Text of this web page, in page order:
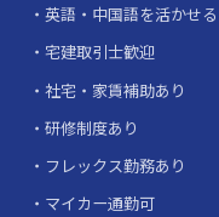
英語・中国語を活かせる
宅建取引士歓迎
社宅・家賃補助あり
研修制度あり
フレックス勤務あり
マイカー通勤可